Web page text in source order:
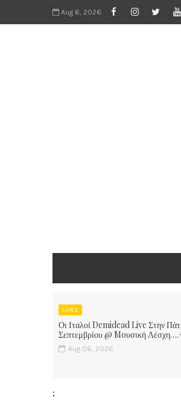
Aug 6, 2026
LIVES
Οι Ιταλοί Demidead Live Στην
Σεπτεμβρίου @ Moυσική
Aug 06, 2026
;